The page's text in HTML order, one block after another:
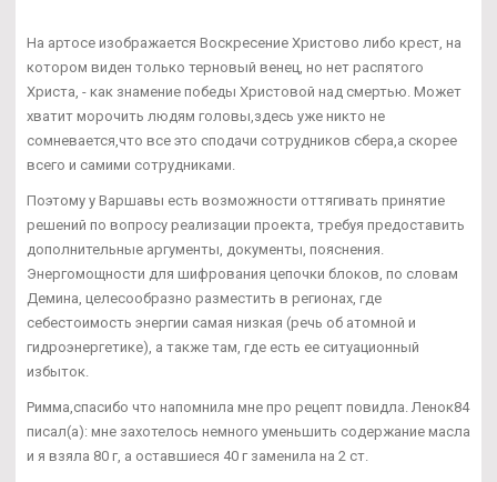
На артосе изображается Воскресение Христово либо крест, на
котором виден только терновый венец, но нет распятого
Христа, - как знамение победы Христовой над смертью. Может
хватит морочить людям головы,здесь уже никто не
сомневается,что все это сподачи сотрудников сбера,а скорее
всего и самими сотрудниками.
Поэтому у Варшавы есть возможности оттягивать принятие
решений по вопросу реализации проекта, требуя предоставить
дополнительные аргументы, документы, пояснения.
Энергомощности для шифрования цепочки блоков, по словам
Демина, целесообразно разместить в регионах, где
себестоимость энергии самая низкая (речь об атомной и
гидроэнергетике), а также там, где есть ее ситуационный
избыток.
Римма,спасибо что напомнила мне про рецепт повидла. Ленок84
писал(а): мне захотелось немного уменьшить содержание масла
и я взяла 80 г, а оставшиеся 40 г заменила на 2 ст.